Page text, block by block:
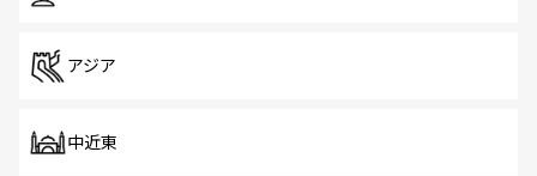
アジア
中近東